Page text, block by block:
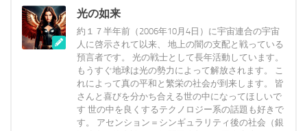
光の如来
約１７半年前（2006年10月4日）に宇宙連合の宇宙
人に啓示されて以来、 地上の闇の支配と戦っている
預言者です。 光の戦士として長年活動しています。
もうすぐ地球は光の勢力によって解放されます。 こ
れによって真の平和と繁栄の社会が到来します。 皆
さんと喜びを分かち合える世の中になってほしいで
す 世の中を良くするテクノロジー系の話題も好きで
す。 アセンション＝シンギュラリティ後の社会（銀